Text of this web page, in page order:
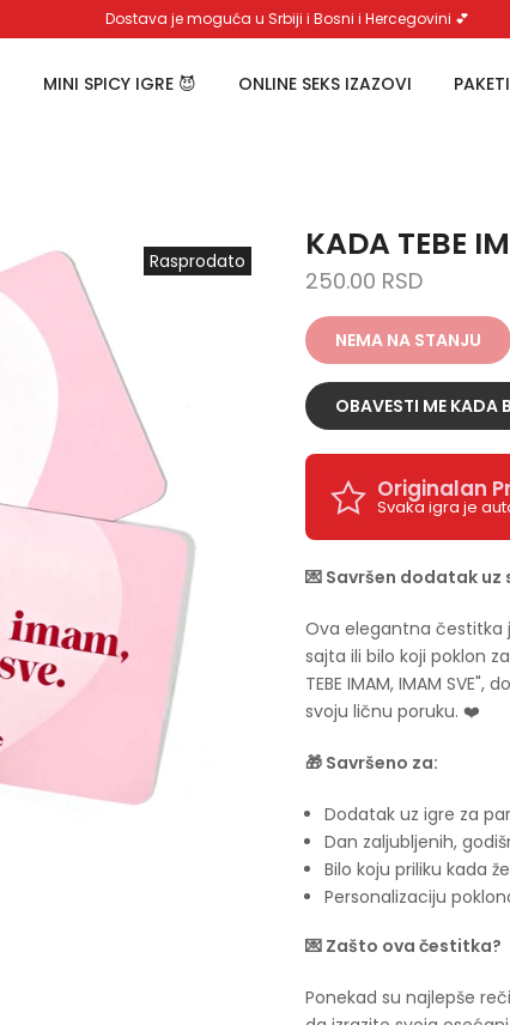
Dostava je moguća u Srbiji i Bosni i Hercegovini 💕
MINI SPICY IGRE 😈 ONLINE SEKS IZAZOVI PAKETI
Rasprodato KADA TEBE
250.00 RSD
NEMA NA STANJU
OBAVESTI ME KADA
Originalan
Svaka igra je
💌 Savršen dodatak uz
Ova elegantna čestitka
sajta ili bilo koji poklon
TEBE IMAM, IMAM
svoju ličnu poruku. ❤️
🎁 Savršeno za:
Dodatak uz igre za
Dan zaljubljenih,
Bilo koju priliku kada
Personalizaciju
💌 Zašto ova čestitka?
Ponekad su najlepše